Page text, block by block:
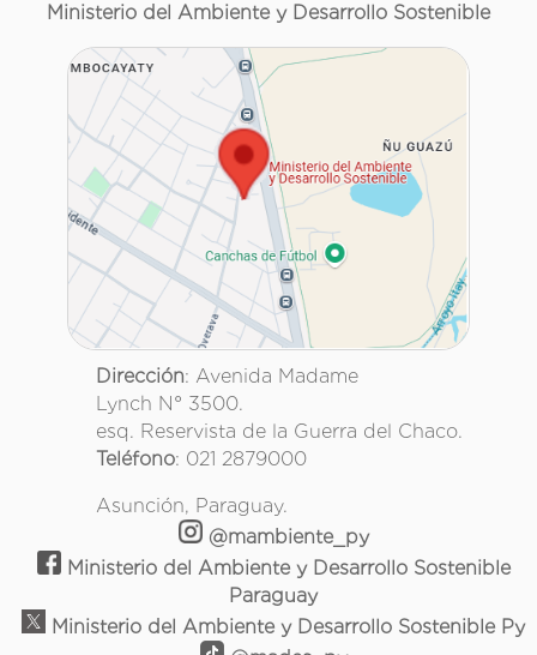
Ministerio del Ambiente y Desarrollo Sostenible
Dirección: Avenida Madame
Lynch N° 3500.
esq. Reservista de la Guerra del Chaco.
Teléfono: 021 2879000
Asunción, Paraguay.
@mambiente_py
Ministerio del Ambiente y Desarrollo Sostenible
Paraguay
Ministerio del Ambiente y Desarrollo Sostenible Py